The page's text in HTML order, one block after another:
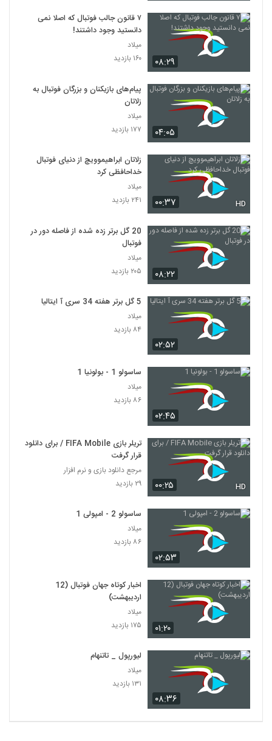
۰۸:۲۹
۷ قانون جالب فوتبال که اصلا نمی
دانستید وجود داشتند!
میلاد
۱۶۰ بازدید
۰۴:۰۵
پیام‌های بازیکنان و بزرگان فوتبال به
زلاتان
میلاد
۱۷۷ بازدید
۰۰:۳۷ HD
زلاتان ابراهیموویچ از دنیای فوتبال
خداحافظی کرد
میلاد
۲۴۱ بازدید
۰۸:۲۲
20 گل برتر زده شده از فاصله دور در
فوتبال
میلاد
۲۰۵ بازدید
۰۲:۵۲
5 گل برتر هفته 34 سری آ ایتالیا
میلاد
۸۴ بازدید
۰۲:۴۵
ساسولو 1 - بولونیا 1
میلاد
۸۶ بازدید
۰۰:۲۵ HD
تریلر بازی FIFA Mobile / برای دانلود
قرار گرفت
مرجع دانلود بازی و نرم افزار
۲۹ بازدید
۰۲:۵۳
ساسولو 2 - امپولی 1
میلاد
۸۶ بازدید
۰۱:۲۰
اخبار کوتاه جهان فوتبال (12
اردیبهشت)
میلاد
۱۷۵ بازدید
۰۸:۳۶
لیورپول _ تاتنهام
میلاد
۱۳۱ بازدید